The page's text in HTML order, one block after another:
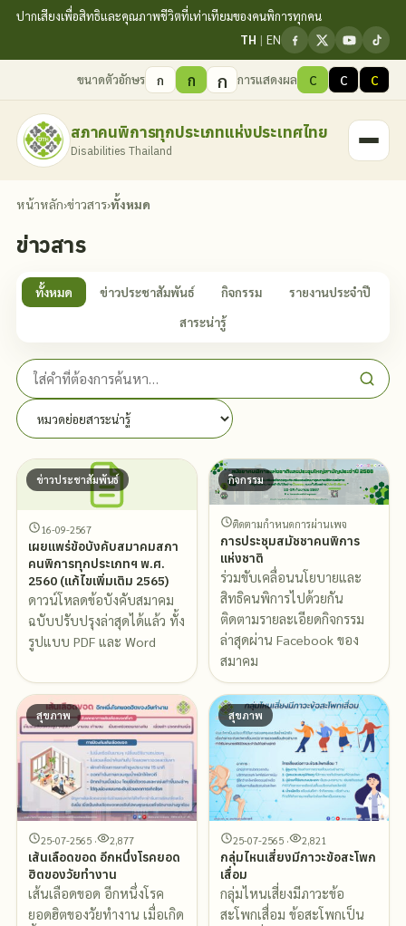
ปากเสียงเพื่อสิทธิและคุณภาพชีวิตที่เท่าเทียมของคนพิการทุกคน
TH | EN
ขนาดตัวอักษร ก ก ก การแสดงผล C C C
สภาคนพิการทุกประเภทแห่งประเทศไทย
Disabilities Thailand
หน้าหลัก›ข่าวสาร›ทั้งหมด
ข่าวสาร
ทั้งหมด ข่าวประชาสัมพันธ์ กิจกรรม
รายงานประจำปี
สาระน่ารู้
ข่าวประชาสัมพันธ์
16-09-2567
เผยแพร่ข้อบังคับสมาคมสภา
คนพิการทุกประเภทฯ พ.ศ.
2560 (แก้ไขเพิ่มเติม 2565)
ดาวน์โหลดข้อบังคับสมาคม
ฉบับปรับปรุงล่าสุดได้แล้ว ทั้ง
รูปแบบ PDF และ Word
กิจกรรม
ติดตามกำหนดการผ่านเพจ
การประชุมสมัชชาคนพิการ
แห่งชาติ
ร่วมขับเคลื่อนนโยบายและ
สิทธิคนพิการไปด้วยกัน
ติดตามรายละเอียดกิจกรรม
ล่าสุดผ่าน Facebook ของ
สมาคม
สุขภาพ
25-07-2565 · 2,877
เส้นเลือดขอด อีกหนึ่งโรคยอด
ฮิตของวัยทำงาน
เส้นเลือดขอด อีกหนึ่งโรค
ยอดฮิตของวัยทำงาน เมื่อเกิด
สุขภาพ
25-07-2565 · 2,821
กลุ่มไหนเสี่ยงมีภาวะข้อสะโพก
เสื่อม
กลุ่มไหนเสี่ยงมีภาวะข้อ
สะโพกเสื่อม ข้อสะโพกเป็น